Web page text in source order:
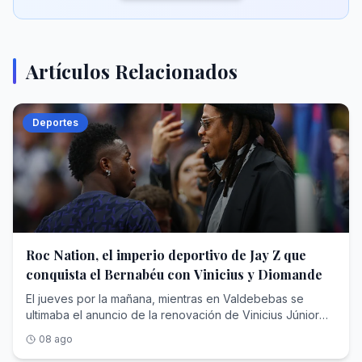
Artículos Relacionados
Deportes
Roc Nation, el imperio deportivo de Jay Z que
conquista el Bernabéu con Vinicius y Diomande
El jueves por la mañana, mientras en Valdebebas se ultimaba el anuncio de la renovación de Vinicius Júnior hasta el 30 de junio de 2032, un monovolumen negro abandonaba la concentración del RB Leipzig en Saalfelden (Austria) camino del aeropuerto. Dentro viajaba Yan Diomande , diecinueve años, rumbo a Madrid para cerrar un traspaso cifrado en unos 125 millones de euros fijos que, con las variables, podría escalar hasta los 140 y convertirse en el más caro de la historia del club blanco, por encima de los que se pagaron por Cristiano Ronaldo, Bellingham o Hazard. En apenas veinticuatro horas, el Real Madrid anunciaba el blindaje de su estrella y su nuevo fichaje récord.Dos operaciones, dos contratos de más de seis años y una sola autoría. Porque detrás de la nueva ficha de Vinicius —en torno a los 24 millones de euros brutos por temporada— y detrás del extremo marfileño que eligió el Bernabéu pese al cortejo del PSG y del Liverpool está la misma empresa: Roc Nation Sports , la agencia fundada por el rapero y magnate Shawn 'Jay-Z' Carter. Nunca una compañía nacida del hip hop había acumulado tanto poder en el vestuario más institucional del fútbol mundial.Para entender cómo un sello discográfico de Nueva York ha terminado condicionando el presente y el futuro deportivo del club de las quince Copas de Europa hay que recorrer trece años de estrategia empresarial: una venta forzosa en la NBA, un beisbolista arrebatado al agente más temido de América, un sueño brasileño frustrado que acabó resolviéndose comprando una agencia entera y un desembarco europeo que ha concluido donde concluyen todas las conquistas del fútbol: en Chamartín.Jay-Z: De Brooklyn a las grandes estrellasAntes de toparse con Florentino Pérez, Shawn Corey Carter (Brooklyn, 1969) ya había negociado con medio mundo. Criado en las viviendas sociales de Marcy Houses, fundó en 1995 su propio sello, Roc-A-Fella Records, porque ninguna discográfica quiso ficharle; en 2007 vendió su marca de ropa Rocawear por 204 millones de dólares; y en abril de 2008 creó Roc Nation , en alianza con el gigante de conciertos Live Nation, que puso sobre la mesa un contrato inicial de unos 150 millones. Aquello nació como discográfica y hoy es un conglomerado de representación de artistas y deportistas, editorial, cine y televisión, filantropía y moda. Forbes lo consagró en 2019 como el primer rapero milmillonario de la historia y hoy estima su fortuna entre los 2.500 y los 2.800 millones de dólares, un patrimonio en el que la música es ya casi una anécdota frente a operaciones como la firma del contrato con la NFL para producir el espectáculo del descanso de la Super Bowl.Durante un tiempo, el rapero tuvo una participación en los Brooklyn Nets que llegó a su fin en abril de 2013. La normativa de la NBA y de su sindicato de jugadores prohíbe que un propietario de franquicia ejerza a la vez de agente, de modo que Jay-Z tuvo que desprenderse de su parte de la franquicia neoyorquina, adquirida en 2004 por cerca de un millón de dólares: un paquete minúsculo, inferior al 1% y valorado en unos 350.000 dólares, pero de enorme carga simbólica, porque el rapero había sido el rostro de la mudanza de la franquicia de Nueva Jersey a Brooklyn y hasta había intervenido en el diseño de su identidad visual. Vendió para poder sentarse al otro lado de la mesa. En alianza con la agencia CAA (Creative Artists Agency)—con la que rompió relaciones años después— , su primera adquisición fue un golpe de efecto: Robinson Canó , jugador de los Yankees, abandonó a Scott Boras —el agente más temido del béisbol— para firmar con el sello del rapero. Meses después, Canó rubricaba con los Seattle Mariners un contrato de 240 millones de dólares y diez años, uno de los mayores de la historia de las Grandes Ligas. Le siguieron Kevin Durant (NBA)—cliente insignia de aquella primera época, antes de fundar años más tarde su propia firma—, Skylar Diggins (WNBA), Victor Cruz (NFL) o Geno Smith.El planteamiento era una enmienda a la totalidad del oficio. Frente a la vieja escuela europea del agente intermediario —el modelo de Jorge Mendes, que según Forbes ha llegado a manejar más de 950 millones de dólares en contratos activos con comisiones superiores a los 95—, Roc Nation importó la lógica del entretenimiento americano: gestión 360 grados, marca personal, moda, contenido audiovisual e impacto social. La adquisición de TFMHay un nombre que sobrevuela toda esta historia y que nunca llegó a formar parte de la agencia: Neymar . Cuando Roc Nation Sports echó a andar en 2013, ya se rumoreaba que fichar al entonces astro del Santos figuraba entre las máximas prioridades del rapero, que soñaba con convertirlo en el emblema global de su desembarco en el fútbol. No sucedió jamás. Una década después, Jay-Z resolvió el desengaño con una jugada de manual americano: si no puedes comprar la fruta, compra el huerto.El 7 de julio de 2023, Roc Nation Sports International anunció la adquisición de TFM Agency , la agencia de Sao Paulo que representaba a más de un centenar de futbolistas brasileños, rebautizada desde entonces como Roc Nation Sports Brazil. El importe quedó blindado bajo confidencialidad —se estima que fueron unos 450 millones de dólares—, pero el botín estaba en la cartera: Vinicius Júnior, Gabriel Martinelli y la siguiente hornada de perlas, con Endrick a la cabeza. De un plumazo, la nómina futbolística internacional de la casa se triplicó, de unos cuarenta a cerca de ciento veinte jugadores. «En términos de fútbol, Brasil es el centro de todo», proclamó Juan Perez —presidente de la división deportiva desde su nacimiento— al presentar la operación.Al frente quedó el hombre que lo había construido: Frederico Pena , fundador de TFM, que conservó acciones y asumió la presidencia de la filial brasileña junto a sus socios principales. Pena es el cazador de talento sudamericano por antonomasia: ató a Vinicius en su etapa de Flamengo, mucho antes del traspaso que lo llevó al Real Madrid en 2018, y repitió la fórmula con Endrick, amarrado antes de que el club blanco pagara al Palmeiras en torno a 60 millones por un chaval de dieciséis años. Jay-Z no persiguió la firma de Vinicius uno a uno, como persiguió en vano la de Neymar; adquirió directamente la sociedad que ya la custodiaba.La conquista del mercado europeoEl asalto al Viejo Continente tiene fecha y arquitecto. En septiembre de 2019, Roc Nation abrió oficina en Londres y puso al mando a Michael Yormark . La cartera europea creció a golpe de nombres: Kevin De Bruyne y Romelu Lukaku como buques insignia belgas, Axel Witsel, Jerome Boateng, Federico Dimarco, Tyrone Mings, los hermanos Reece y Lauren James o Marcus Rashford, captado en 2020. La propia agencia presume hoy de figurar entre las diez más importantes del fútbol mundial.El músculo americano completa el cuadro. En Estados Unidos, la casa gestiona a estrellas como LaMelo Ball en la NBA, el quarterback Kyler Murray o Saquon Barkley, campeón de la Super Bowl con Filadelfia. Según la última radiografía de Forbes sobre las agencias más valiosas de Norteamérica, Roc Nation Sports ocupa el séptimo puesto, con unos 2.140 millones de dólares en contratos deportivos activos bajo gestión, otros 510 millones en acuerdos extradeportivos , un techo de comisiones estimado en 218 millones y alrededor de 260 clientes. En España, sus hilos se cruzan en el Clásico: además de Vinicius y Endrick en el Real Madrid, representa a Marc Bernal, el prometedor mediocentro azulgrana que el Barcelona blindó hasta 2029 con una cláusula de 500 millones.Y en mayo de este año llegó el matiz que define la nueva era: los clubes ya no solo negocian contra Roc Nation; ahora también la contratan. La agencia, que ya promociona la marca de la Serie A italiana en Estados Unidos, anunció el pasado 14 de mayo una alianza estratégica con el Chelsea por la que asumirá el crecimiento de la marca del club londinense y su conexión con el público estadounidense, a caballo entre el fútbol, la música y la cultura pop, con camiseta de edición limitada firmada por DJ Khaled incluida. El cazador se ha hecho también guardabosques: la misma empresa que tensa a los clubes en los despachos es la que otros clubes pagan para seducir al aficionado del futuro.El colofón en el MadridY así se llega al verano de 2026, el de la doble exhibición de fuerza en Chamartín. La historia de Yan Diomande parece escrita para el modelo Roc Nation: hace apenas dos años jugaba en la academia DME de Daytona Beach, en Florida; el Leganés lo rescató para su filial, el Leipzig ejecutó su cláusula por 20 millones en julio de 2025 y el marfileño respondió con la mejor temporada de un debutante en la Bundesliga, doce goles y ocho asistencias, antes de brillar con Costa de Marfil en el Mundial. El chico de Abiyán, que creció idolatrando a Cristiano Ronaldo, eligió el Bernabéu. La renovación de Vinicius fue un pulso más largo y más áspero: más de dieciocho meses de tira y afloja en los que llegó a darse por imposible mientras la relación del brasileño con Xabi Alonso, despedido tras solo 34 partidos, siguiera condicionando el vestuario que ahora dirige José Mourinho . El club, fiel a su liturgia, mantuvo su cláusula intacta en los 1.000 millones. Y sobre la mesa planeó siempre la palanca perfecta: una supuesta oferta desde el fútbol saudí que hubiese cambiado el panorama deportivo.El madridismo reconocerá la escena. En 2013 y en 2016, Jorge Mendes protagonizó pulsos idénticos con Florentino Pérez para renovar a Cristiano Ronaldo con la exigencia de mantenerlo en la cima salarial del planeta —en la cual había ascendido Leo Messi— y la misma cláusula simbólica de 1.000 millones. Ha cambiado el acento del negociador —del portugués de Gestifute al inglés corporativo de Michael Yormark—, no la naturaleza del pulso. La diferencia principal, con respecto a 2016, es que Yormark ha conseguido lo que Mendes no pudo: Vinicius vestirá de blanco cobrando un salario que le satisface. Dos contratos hasta 2032,
08 ago